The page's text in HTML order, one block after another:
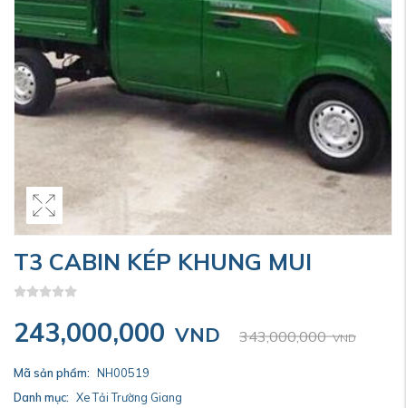
T3 CABIN KÉP KHUNG MUI
243,000,000 VND 343,000,000VND
Mã sản phẩm: NH00519
Danh mục: Xe Tải Trường Giang